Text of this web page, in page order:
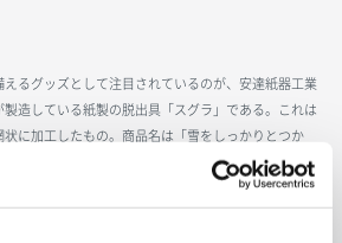
るグッズとして注目されているのが、安達紙器工業
造している紙製の脱出具「スグラ」である。これは
に加工したもの。商品名は「雪をしっかりとつか
grabber」からきている。タイヤと雪の間に差し込
間に生じる摩擦が大きくなるため、名前通りの感触と